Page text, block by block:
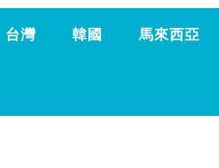
台灣 韓國 馬來西亞